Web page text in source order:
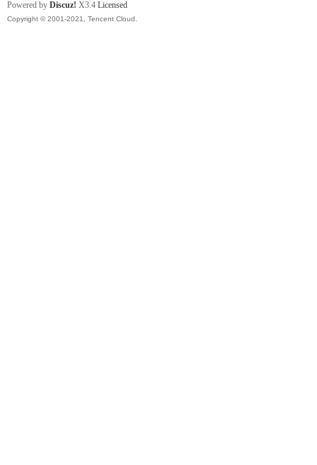
Powered by Discuz! X3.4 Licensed
Copyright © 2001-2021, Tencent Cloud.